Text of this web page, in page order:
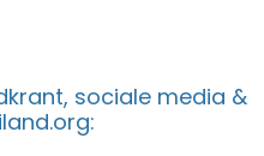
sociale media &